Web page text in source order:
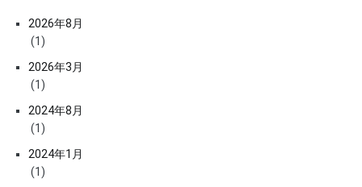
2026年8月
(1)
2026年3月
(1)
2024年8月
(1)
2024年1月
(1)